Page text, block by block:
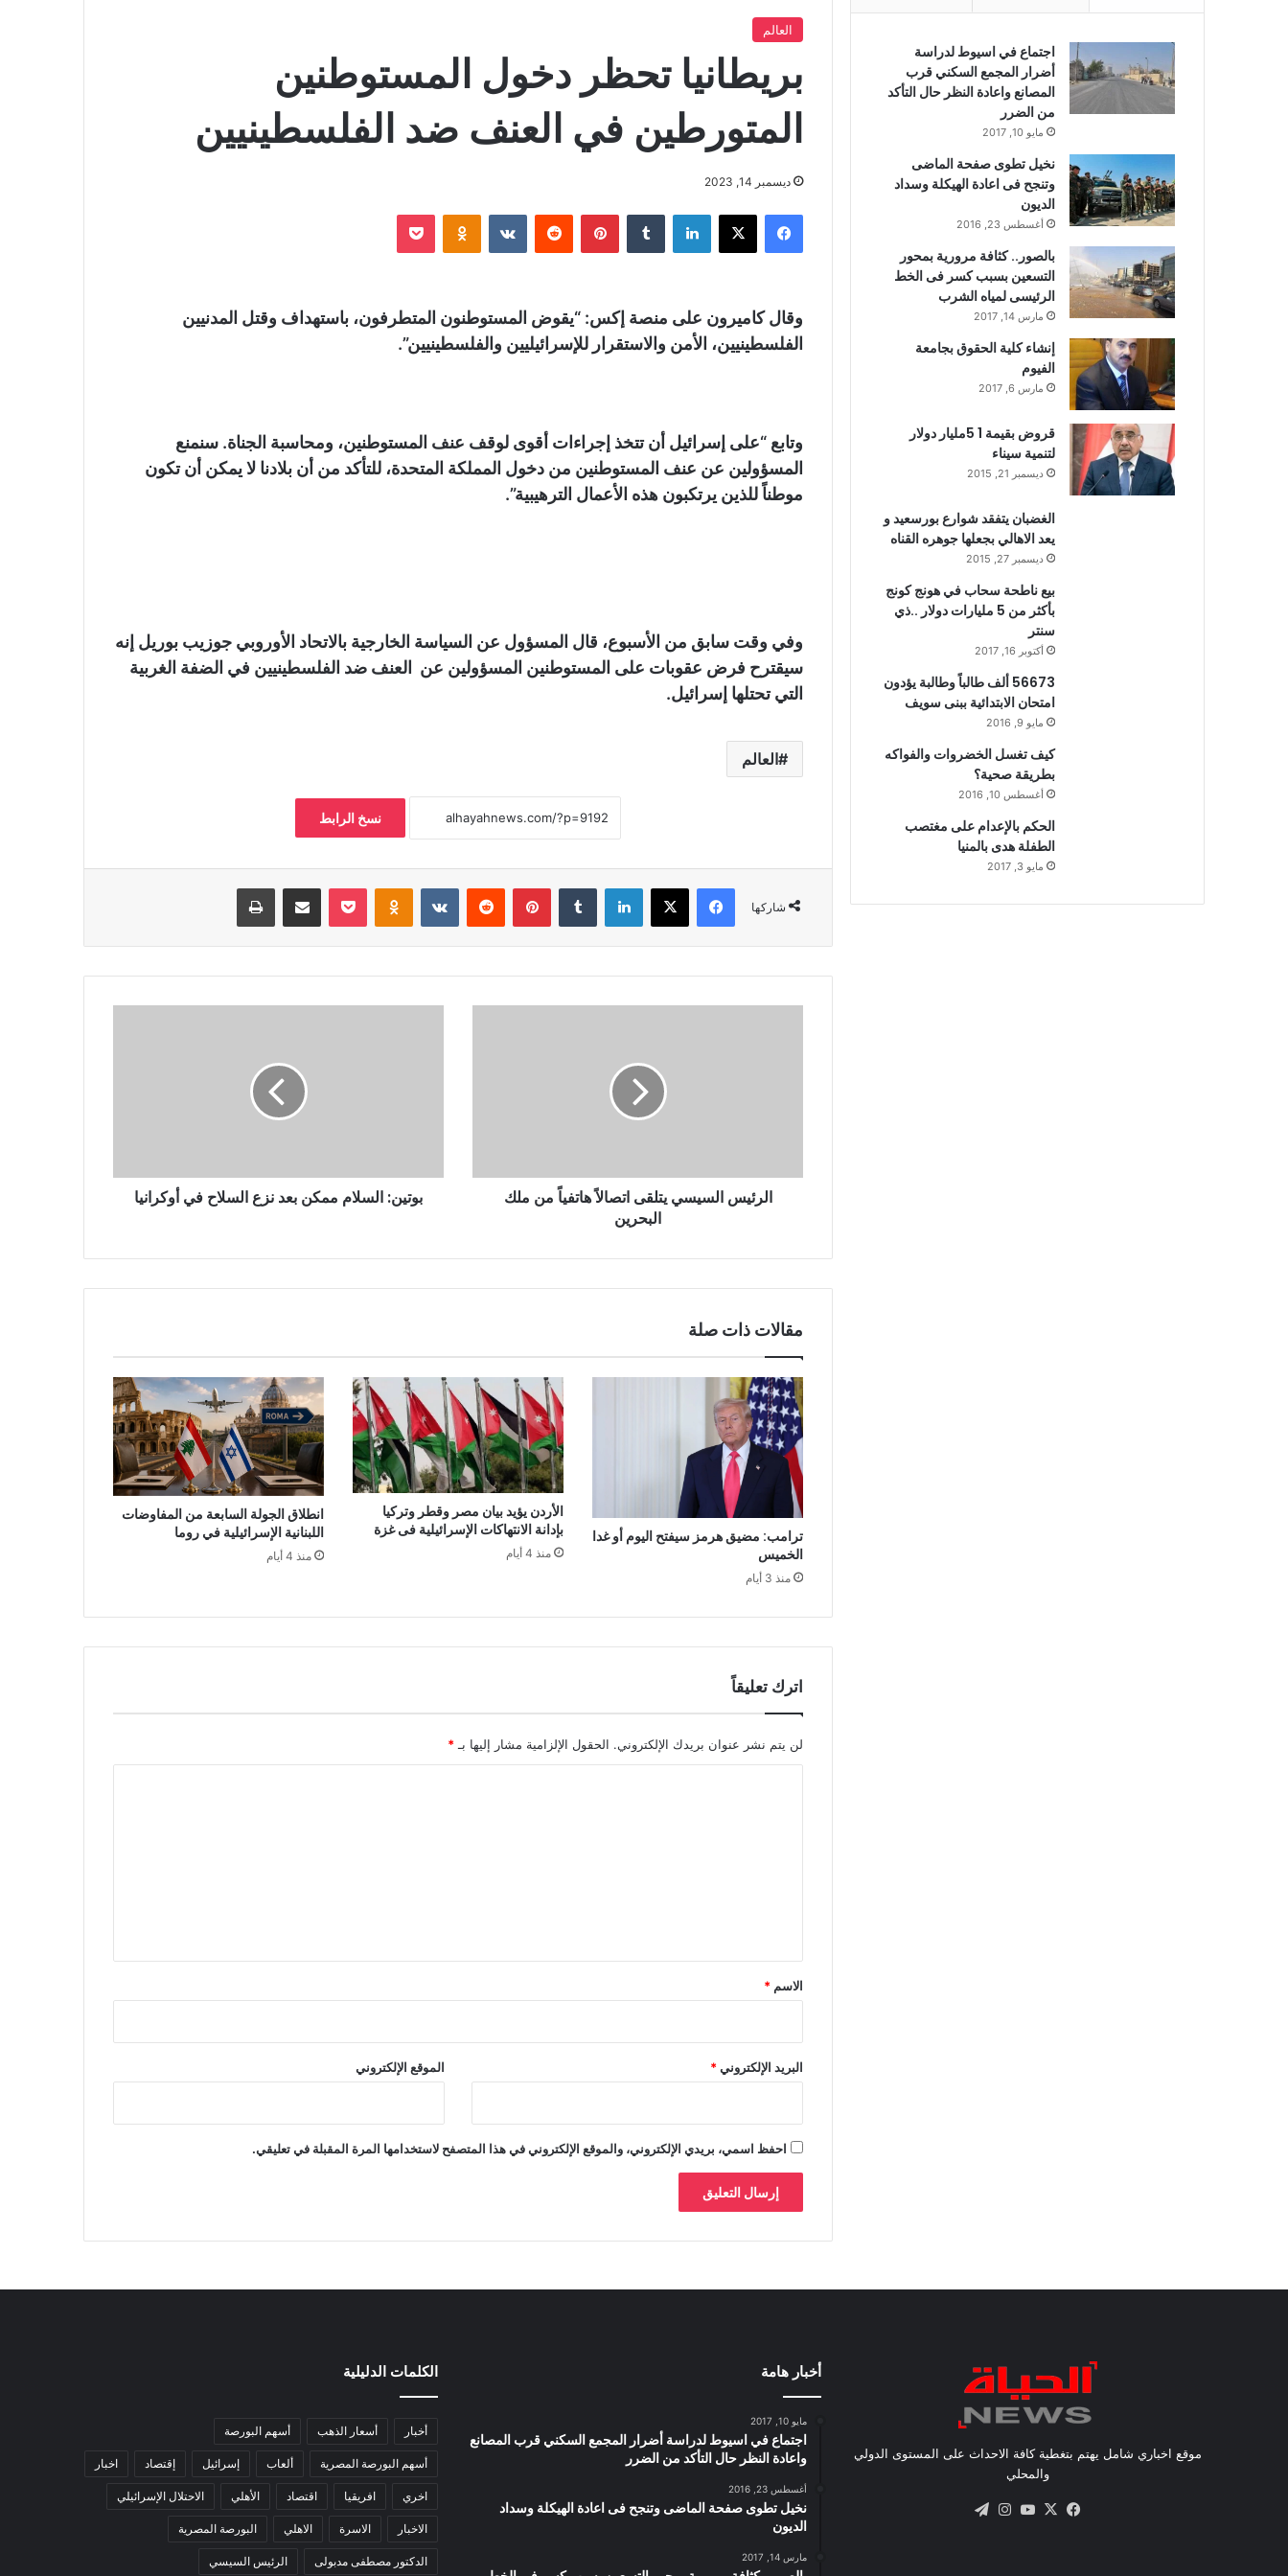
العالم
بريطانيا تحظر دخول المستوطنين
المتورطين في العنف ضد الفلسطينيين
ديسمبر 14, 2023
فيسبوك لينكدإن بينتيريست
وقال كاميرون على منصة إكس: “يقوض المستوطنون المتطرفون، باستهداف وقتل المدنيين
الفلسطينيين، الأمن والاستقرار للإسرائيليين والفلسطينيين”.
وتابع “على إسرائيل أن تتخذ إجراءات أقوى لوقف عنف المستوطنين، ومحاسبة الجناة. سنمنع
المسؤولين عن عنف المستوطنين من دخول المملكة المتحدة، للتأكد من أن بلادنا لا يمكن أن تكون
موطناً للذين يرتكبون هذه الأعمال الترهيبية”.
وفي وقت سابق من الأسبوع، قال المسؤول عن السياسة الخارجية بالاتحاد الأوروبي جوزيب بوريل إنه
سيقترح فرض عقوبات على المستوطنين المسؤولين عن العنف ضد الفلسطينيين في الضفة الغربية
التي تحتلها إسرائيل.
العالم
نسخ الرابط
شاركها
فيسبوك لينكدإن بينتيريست بوكيت
الرئيس السيسي يتلقى اتصالاً هاتفياً من ملك
البحرين
بوتين: السلام ممكن بعد نزع السلاح في أوكرانيا
مقالات ذات صلة
ترامب: مضيق هرمز سيفتح اليوم أو غدا
الخميس
منذ 3 أيام
الأردن يؤيد بيان مصر وقطر وتركيا
بإدانة الانتهاكات الإسرائيلية فى غزة
منذ 4 أيام
انطلاق الجولة السابعة من المفاوضات
اللبنانية الإسرائيلية في روما
منذ 4 أيام
اترك تعليقاً
لن يتم نشر عنوان بريدك الإلكتروني. الحقول الإلزامية مشار إليها بـ *
*
الاسم *
البريد الإلكتروني* الموقع الإلكتروني
احفظ اسمي، بريدي الإلكتروني، والموقع الإلكتروني في هذا المتصفح لاستخدامها المرة المقبلة في تعليقي.
اجتماع في اسيوط لدراسة
أضرار المجمع السكني قرب
المصانع واعادة النظر حال التأكد
من الضرر
مايو 10, 2017
نخيل تطوى صفحة الماضى
وتنجح فى اعادة الهيكلة وسداد
الديون
أغسطس 23, 2016
بالصور.. كثافة مرورية بمحور
التسعين بسبب كسر فى الخط
الرئيسى لمياه الشرب
مارس 14, 2017
إنشاء كلية الحقوق بجامعة
الفيوم
مارس 6, 2017
قروض بقيمة 1 5مليار دولار
لتنمية سيناء
ديسمبر 21, 2015
الغضبان يتفقد شوارع بورسعيد و
يعد الاهالي بجعلها جوهره القناه
ديسمبر 27, 2015
بيع ناطحة سحاب في هونج كونج
بأكثر من 5 مليارات دولار ..ذي
سنتر
أكتوبر 16, 2017
56673 ألف طالباً وطالبة يؤدون
امتحان الابتدائية ببنى سويف
مايو 9, 2016
كيف تغسل الخضروات والفواكه
بطريقة صحية؟
أغسطس 10, 2016
الحكم بالإعدام على مغتصب
الطفلة هدى بالمنيا
مايو 3, 2017
موقع اخباري شامل يهتم بتغطية كافة الاحداث على المستوى الدولي
والمحلي
فيسبوك
X يوتيوبانستقرام
أخبار هامة
مايو 10, 2017
اجتماع في اسيوط لدراسة أضرار المجمع السكني قرب المصانع
واعادة النظر حال التأكد من الضرر
أغسطس 23, 2016
نخيل تطوى صفحة الماضى وتنجح فى اعادة الهيكلة وسداد
الديون
مارس 14, 2017
الكلمات الدليلية
أخبار أسعار الذهب أسهم البورصة
أسهم البورصة المصرية ألعاب إسرائيل إقتصاد اخبار
اخري افريقيا اقتصاد الأهلي الاحتلال الإسرائيلي
الاخبار الاسرة الاهلي البورصة المصرية
الدكتور مصطفى مدبولى الرئيس السيسي